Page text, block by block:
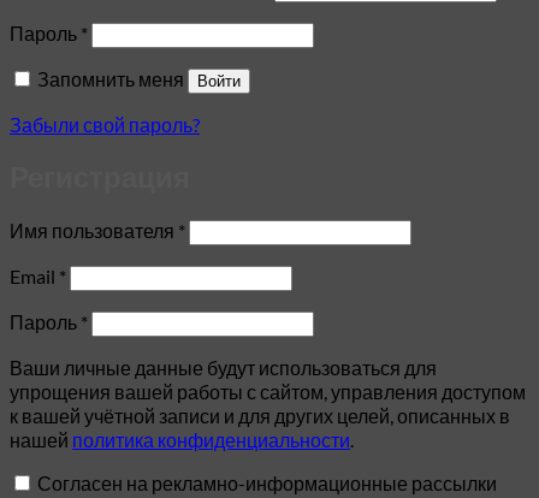
Пароль *Обязательно
Запомнить меня Войти
Забыли свой пароль?
Имя пользователя *Обязательно
Email *Обязательно
Пароль *Обязательно
Ваши личные данные будут использоваться для
упрощения вашей работы с сайтом, управления доступом
к вашей учётной записи и для других целей, описанных в
нашей политика конфиденциальности
Согласен на рекламно-информационные рассылки